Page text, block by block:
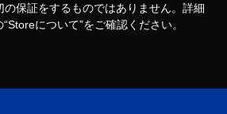
の保証をするものではありません。詳細
について”をご確認ください。